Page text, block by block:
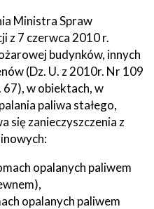
Ministra Spraw
z 7 czerwca 2010 r.
budynków, innych
(Dz. U. z 2010r. Nr 109
67), w obiektach, w
paliwa stałego,
się zanieczyszczenia z
opalanych paliwem
opalanych paliwem